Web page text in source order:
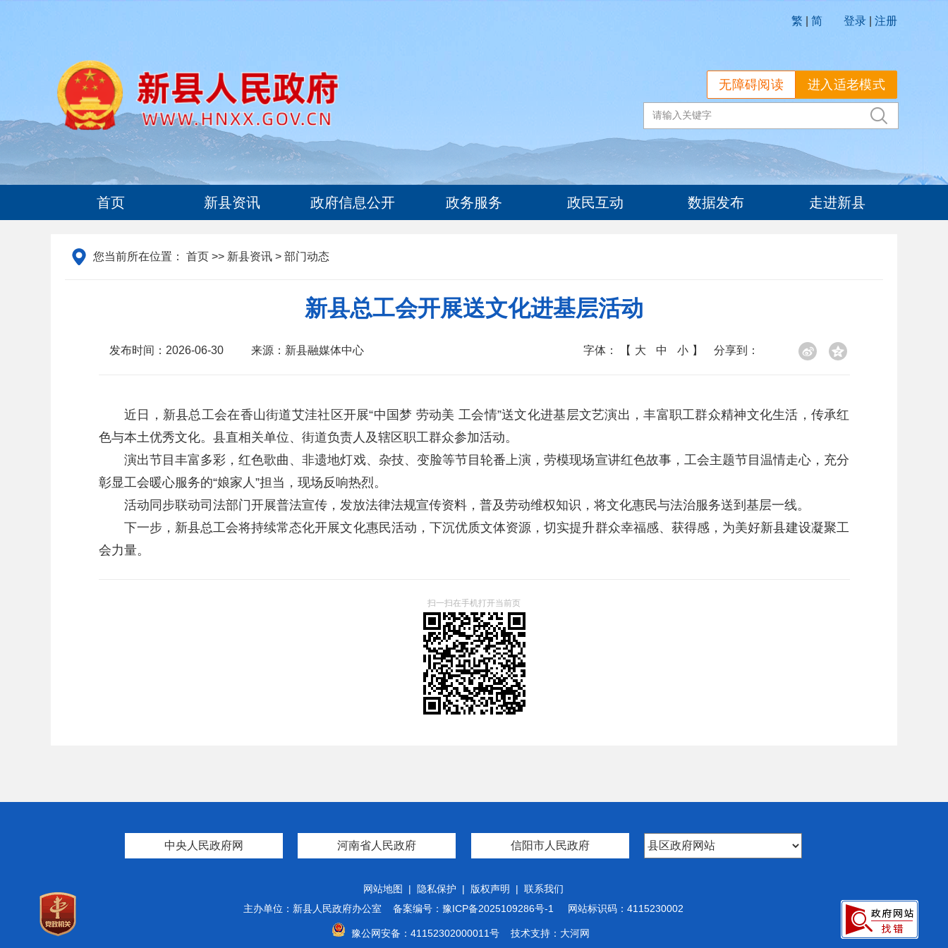
登录 注册
繁 简
进入适老模式
无障碍阅读
首页 新县资讯 政府信息公开 政务服务 政民互动 数据发布 走进新县
您当前所在位置： 首页 >> 新县资讯 > 部门动态
新县总工会开展送文化进基层活动
发布时间：2026-06-30 来源：新县融媒体中心 字体： 【 大 中 小 】 分享到：
近日，新县总工会在香山街道艾洼社区开展“中国梦 劳动美 工会情”送文化进基层文艺演出，丰富职工群众精神文化生活，传承红
色与本土优秀文化。县直相关单位、街道负责人及辖区职工群众参加活动。
演出节目丰富多彩，红色歌曲、非遗地灯戏、杂技、变脸等节目轮番上演，劳模现场宣讲红色故事，工会主题节目温情走心，充分
彰显工会暖心服务的“娘家人”担当，现场反响热烈。
活动同步联动司法部门开展普法宣传，发放法律法规宣传资料，普及劳动维权知识，将文化惠民与法治服务送到基层一线。
下一步，新县总工会将持续常态化开展文化惠民活动，下沉优质文体资源，切实提升群众幸福感、获得感，为美好新县建设凝聚工
会力量。
扫一扫在手机打开当前页
中央人民政府网 河南省人民政府 信阳市人民政府
网站地图 | 隐私保护 | 版权声明 | 联系我们
主办单位：新县人民政府办公室
备案编号：豫ICP备2025109286号-1 网站标识码：4115230002
豫公网安备：41152302000011号 技术支持： 大河网